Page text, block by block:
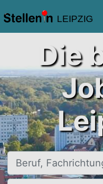
LEIPZIG
Die
Beruf, Fachrichtung, Firma